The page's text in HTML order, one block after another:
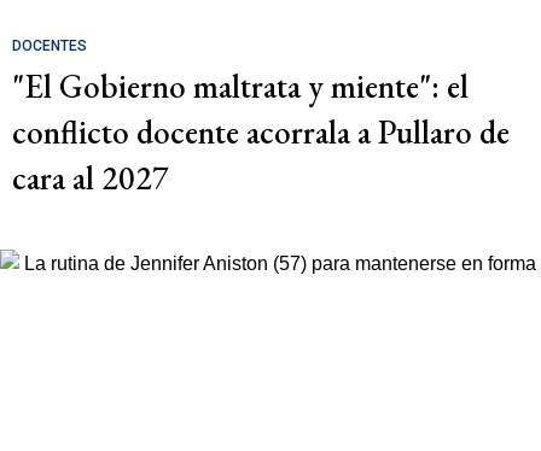
DOCENTES
"El Gobierno maltrata y miente": el
conflicto docente acorrala a Pullaro de
cara al 2027